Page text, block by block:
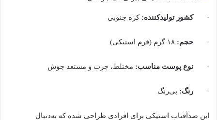
·کشور تولیدکننده: کره جنوبی
· حجم:
· نوع پوست مناسب: مختلط، چرب و مستعد جوش
· رنگ: بی‌رنگ
این ضدآفتاب استیکی برای افرادی طراحی شده که به‌دنبال